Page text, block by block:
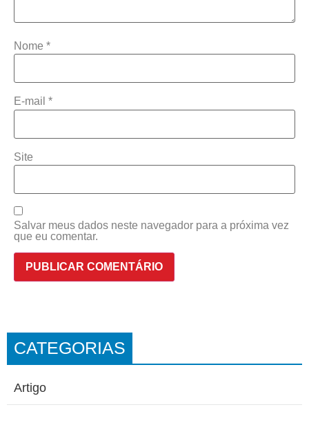
Nome *
E-mail *
Site
Salvar meus dados neste navegador para a próxima vez
que eu comentar.
CATEGORIAS
Artigo